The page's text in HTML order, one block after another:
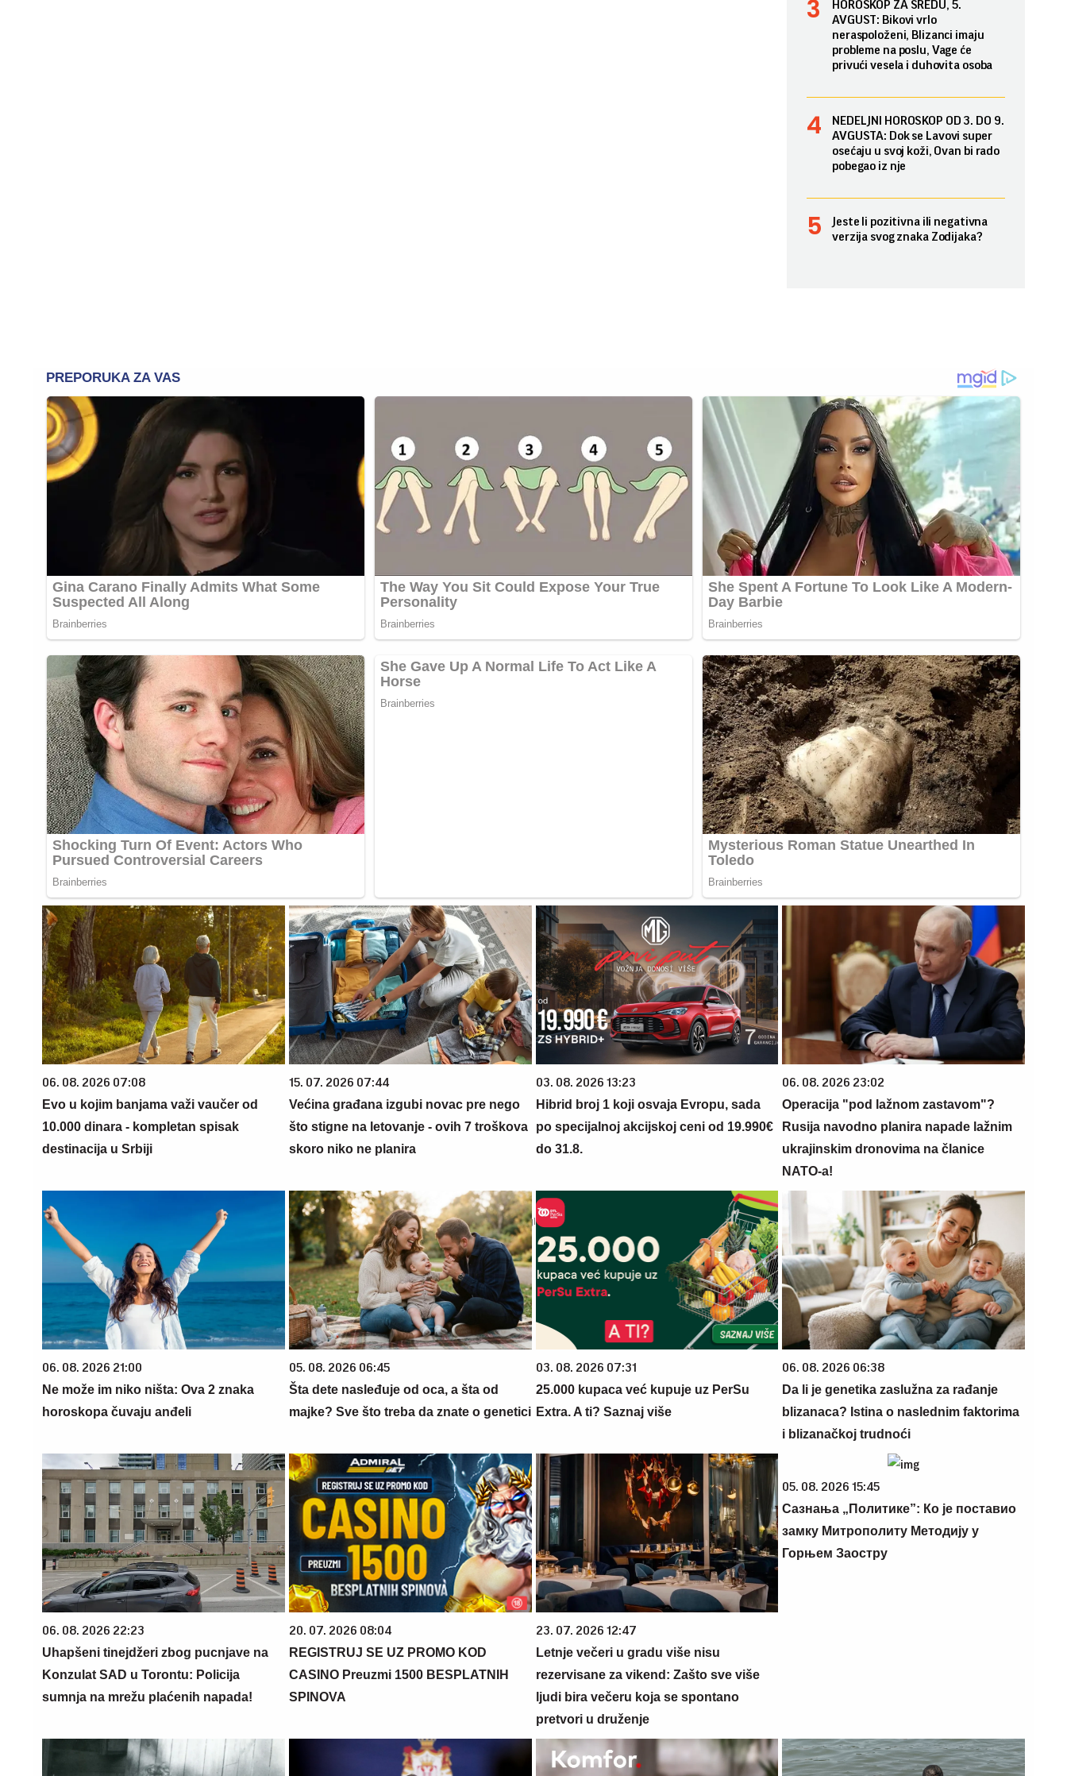
HOROSKOP ZA SREDU, 5.
AVGUST: Bikovi vrlo
neraspoloženi, Blizanci imaju
probleme na poslu, Vage će
privući vesela i duhovita osoba
NEDELJNI HOROSKOP OD 3. DO 9.
AVGUSTA: Dok se Lavovi super
osećaju u svoj koži, Ovan bi rado
pobegao iz nje
Jeste li pozitivna ili negativna
verzija svog znaka Zodijaka?
06. 08. 2026 07:08
Evo u kojim banjama važi vaučer od
10.000 dinara - kompletan spisak
destinacija u Srbiji
15. 07. 2026 07:44
Većina građana izgubi novac pre nego
što stigne na letovanje - ovih 7 troškova
skoro niko ne planira
03. 08. 2026 13:23
Hibrid broj 1 koji osvaja Evropu, sada
po specijalnoj akcijskoj ceni od 19.990€
do 31.8.
06. 08. 2026 23:02
Operacija "pod lažnom zastavom"?
Rusija navodno planira napade lažnim
ukrajinskim dronovima na članice
NATO-a!
06. 08. 2026 21:00
Ne može im niko ništa: Ova 2 znaka
horoskopa čuvaju anđeli
05. 08. 2026 06:45
Šta dete nasleđuje od oca, a šta od
majke? Sve što treba da znate o genetici
03. 08. 2026 07:31
25.000 kupaca već kupuje uz PerSu
Extra. A ti? Saznaj više
06. 08. 2026 06:38
Da li je genetika zaslužna za rađanje
blizanaca? Istina o naslednim faktorima
i blizanačkoj trudnoći
06. 08. 2026 22:23
Uhapšeni tinejdžeri zbog pucnjave na
Konzulat SAD u Torontu: Policija
sumnja na mrežu plaćenih napada!
20. 07. 2026 08:04
REGISTRUJ SE UZ PROMO KOD
CASINO Preuzmi 1500 BESPLATNIH
SPINOVA
23. 07. 2026 12:47
Letnje večeri u gradu više nisu
rezervisane za vikend: Zašto sve više
ljudi bira večeru koja se spontano
pretvori u druženje
05. 08. 2026 15:45
Сазнања „Политике”: Ко је поставио
замку Митрополиту Методију у
Горњем Заостру